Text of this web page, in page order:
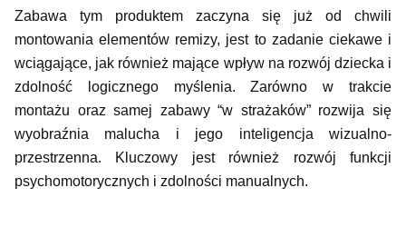
Zabawa tym produktem zaczyna się już od chwili
montowania elementów remizy, jest to zadanie ciekawe i
wciągające, jak również mające wpływ na rozwój dziecka i
zdolność logicznego myślenia. Zarówno w trakcie
montażu oraz samej zabawy “w strażaków” rozwija się
wyobraźnia malucha i jego inteligencja wizualno-
przestrzenna. Kluczowy jest również rozwój funkcji
psychomotorycznych i zdolności manualnych.